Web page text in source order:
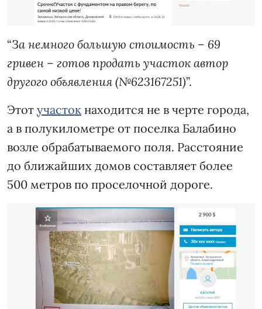
“За немного большую стоимость – 69
гривен – готов продать участок автор
другого объявления (№623167251)”.
Этот участок находится не в черте города,
а в полукилометре от поселка Балабино
возле обрабатываемого поля. Расстояние
до ближайших домов составляет более
500 метров по проселочной дороге.